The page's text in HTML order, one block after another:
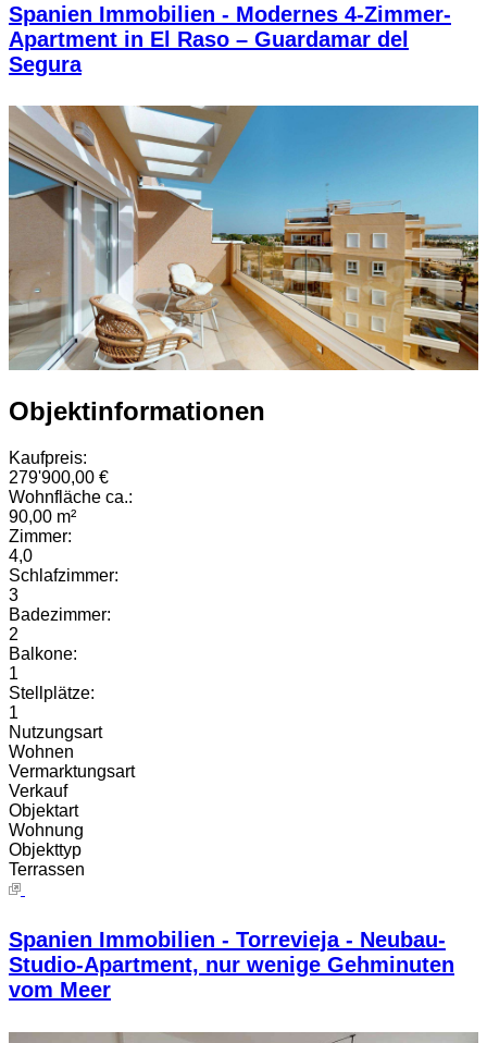
Spanien Immobilien - Modernes 4-Zimmer-
Apartment in El Raso – Guardamar del
Segura
Objektinformationen
Kaufpreis:
279'900,00 €
Wohnfläche ca.:
90,00 m²
Zimmer:
4,0
Schlafzimmer:
3
Badezimmer:
2
Balkone:
1
Stellplätze:
1
Nutzungsart
Wohnen
Vermarktungsart
Verkauf
Objektart
Wohnung
Objekttyp
Terrassen
Spanien Immobilien - Torrevieja - Neubau-
Studio-Apartment, nur wenige Gehminuten
vom Meer